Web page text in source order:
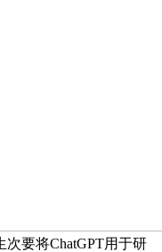
次要将ChatGPT用于研